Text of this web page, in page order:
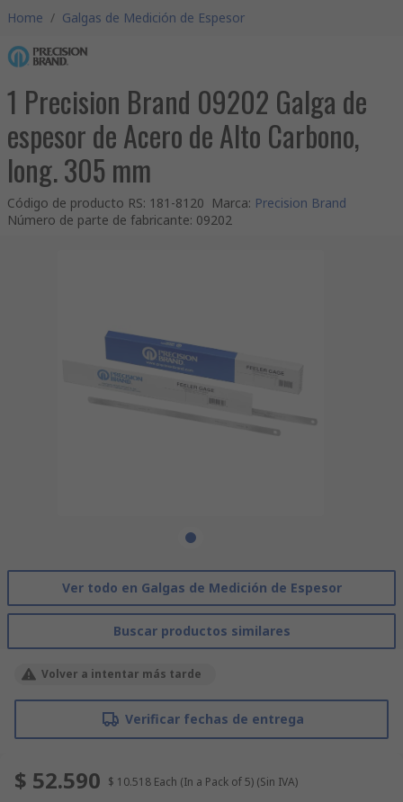
Home / Galgas de Medición de Espesor
1 Precision Brand 09202 Galga de
espesor de Acero de Alto Carbono,
long. 305 mm
Código de producto RS: 181-8120 Marca: Precision Brand
Número de parte de fabricante: 09202
Ver todo en Galgas de Medición de Espesor
Buscar productos similares
Volver a intentar más tarde
Verificar fechas de entrega
$ 52.590 $ 10.518 Each (In a Pack of 5) (Sin IVA)